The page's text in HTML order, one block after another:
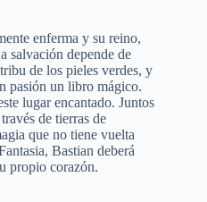
enferma y su reino,
salvación depende de
de los pieles verdes, y
pasión un libro mágico.
lugar encantado. Juntos
de tierras de
que no tiene vuelta
Bastian deberá
propio corazón.